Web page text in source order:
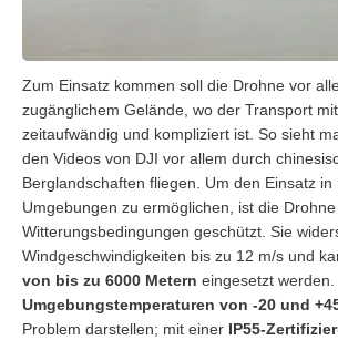
Zum Einsatz kommen soll die Drohne vor
zugänglichem Gelände, wo der Transport
zeitaufwändig und kompliziert ist. So sieht
den Videos von DJI vor allem durch
Berglandschaften fliegen. Um den Einsatz in
Umgebungen zu ermöglichen, ist die
Witterungsbedingungen geschützt. Sie
Windgeschwindigkeiten bis zu 12 m/s und
von bis zu 6000 Metern eingesetzt werden.
Umgebungstemperaturen von -20 und
Problem darstellen; mit einer IP55-